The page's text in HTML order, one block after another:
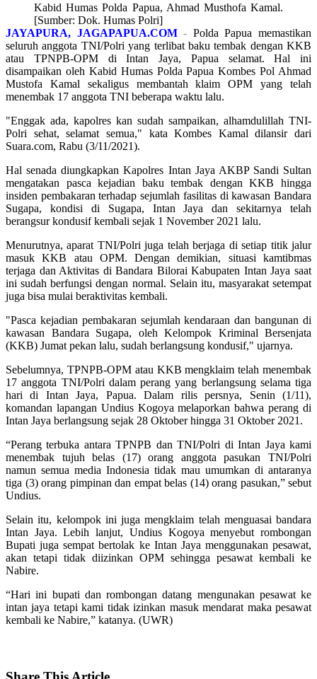
Kabid Humas Polda Papua, Ahmad Musthofa Kamal.
[Sumber: Dok. Humas Polri]
JAYAPURA, JAGAPAPUA.COM- Polda Papua memastikan
seluruh anggota TNI/Polri yang terlibat baku tembak dengan KKB
atau TPNPB-OPM di Intan Jaya, Papua selamat. Hal ini
disampaikan oleh Kabid Humas Polda Papua Kombes Pol Ahmad
Mustofa Kamal sekaligus membantah klaim OPM yang telah
menembak 17 anggota TNI beberapa waktu lalu.
"Enggak ada, kapolres kan sudah sampaikan, alhamdulillah TNI-
Polri sehat, selamat semua," kata Kombes Kamal dilansir dari
Suara.com, Rabu (3/11/2021).
Hal senada diungkapkan Kapolres Intan Jaya AKBP Sandi Sultan
mengatakan pasca kejadian baku tembak dengan KKB hingga
insiden pembakaran terhadap sejumlah fasilitas di kawasan Bandara
Sugapa, kondisi di Sugapa, Intan Jaya dan sekitarnya telah
berangsur kondusif kembali sejak 1 November 2021 lalu.
Menurutnya, aparat TNI/Polri juga telah berjaga di setiap titik jalur
masuk KKB atau OPM. Dengan demikian, situasi kamtibmas
terjaga dan Aktivitas di Bandara Bilorai Kabupaten Intan Jaya saat
ini sudah berfungsi dengan normal. Selain itu, masyarakat setempat
juga bisa mulai beraktivitas kembali.
"Pasca kejadian pembakaran sejumlah kendaraan dan bangunan di
kawasan Bandara Sugapa, oleh Kelompok Kriminal Bersenjata
(KKB) Jumat pekan lalu, sudah berlangsung kondusif," ujarnya.
Sebelumnya, TPNPB-OPM atau KKB mengklaim telah menembak
17 anggota TNI/Polri dalam perang yang berlangsung selama tiga
hari di Intan Jaya, Papua. Dalam rilis persnya, Senin (1/11),
komandan lapangan Undius Kogoya melaporkan bahwa perang di
Intan Jaya berlangsung sejak 28 Oktober hingga 31 Oktober 2021.
“Perang terbuka antara TPNPB dan TNI/Polri di Intan Jaya kami
menembak tujuh belas (17) orang anggota pasukan TNI/Polri
namun semua media Indonesia tidak mau umumkan di antaranya
tiga (3) orang pimpinan dan empat belas (14) orang pasukan,” sebut
Undius.
Selain itu, kelompok ini juga mengklaim telah menguasai bandara
Intan Jaya. Lebih lanjut, Undius Kogoya menyebut rombongan
Bupati juga sempat bertolak ke Intan Jaya menggunakan pesawat,
akan tetapi tidak diizinkan OPM sehingga pesawat kembali ke
Nabire.
“Hari ini bupati dan rombongan datang mengunakan pesawat ke
intan jaya tetapi kami tidak izinkan masuk mendarat maka pesawat
kembali ke Nabire,” katanya. (UWR)